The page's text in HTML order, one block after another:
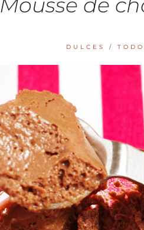
DULCES /